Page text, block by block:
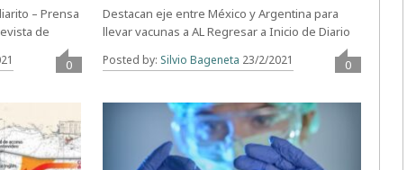
– Prensa
de
0
Destacan eje entre México y Argentina para
llevar vacunas a AL Regresar a Inicio de Diario
Posted by: Silvio Bageneta 23/2/2021 0